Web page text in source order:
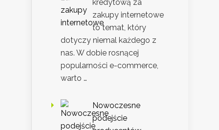
kredytową za
zakupy internetowe
to temat, który
dotyczy niemal każdego z
nas. W dobie rosnącej
popularności e-commerce,
warto …
Nowoczesne
podejście